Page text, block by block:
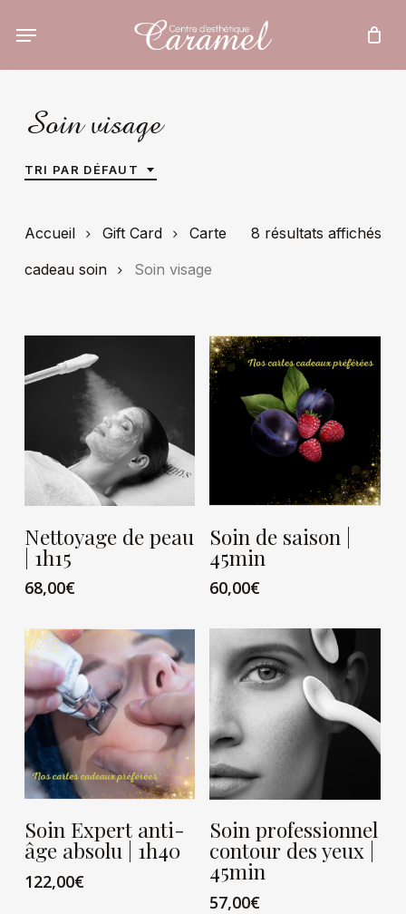
Soin visage
TRI PAR DÉFAUT
8 résultats affichés
Accueil Gift Card
Carte
cadeau soin
Soin visage
VIEW CARD
Nettoyage de peau
| 1h15
68,00€
VIEW CARD
Soin de saison |
45min
60,00€
Soin Expert anti-
âge absolu | 1h40
122,00€
VIEW CARD
Soin professionnel
contour des yeux |
45min
57,00€